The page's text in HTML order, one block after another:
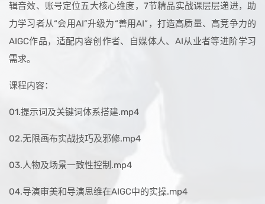
辑音效、账号定位五大核心维度，7节精品实战课层层递进，助
力学习者从“会用AI”升级为“善用AI”，打造高质量、高竞争力的
AIGC作品，适配内容创作者、自媒体人、AI从业者等进阶学习
需求。
课程内容：
01.提示词及关键词体系搭建.mp4
02.无限画布实战技巧及邪修.mp4
03.人物及场景一致性控制.mp4
04.导演审美和导演思维在AIGC中的实操.mp4